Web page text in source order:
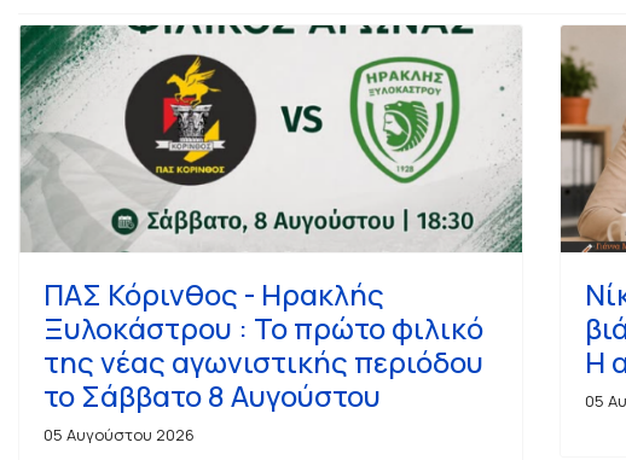
ΠΑΣ Κόρινθος - Ηρακλής
Ξυλοκάστρου : Το πρώτο φιλικό
της νέας αγωνιστικής περιόδου
το Σάββατο 8 Αυγούστου
05 Αυγούστου 2026
Η
05